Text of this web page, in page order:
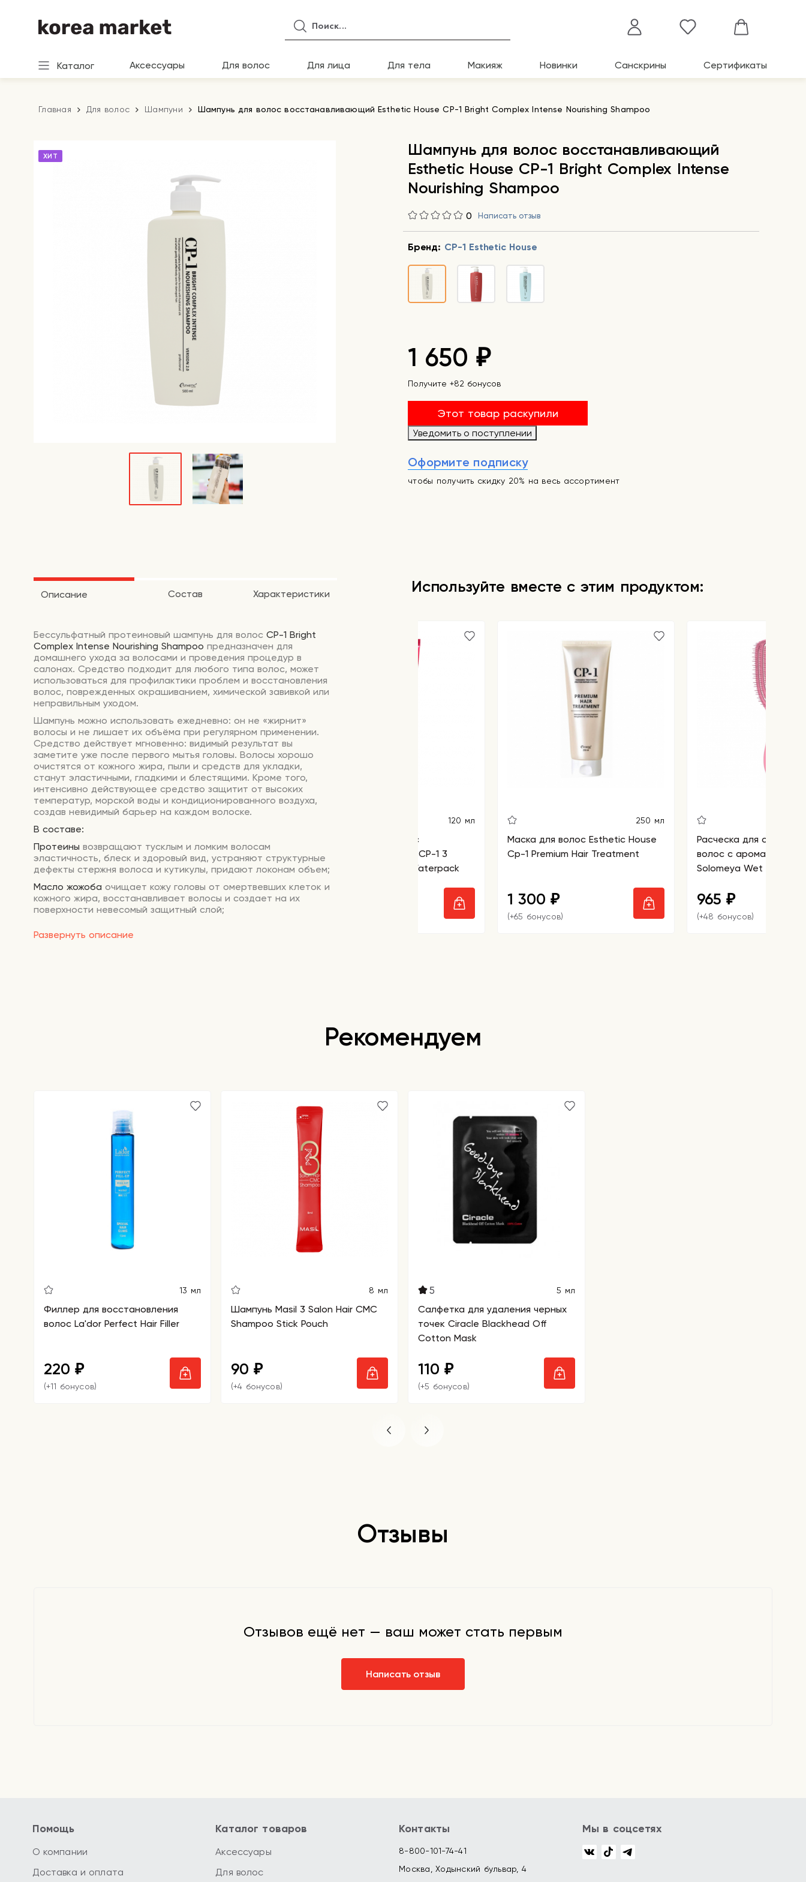
Каталог Аксессуары Для волос Для лица Для тела Макияж Новинки Санскрины Сертификаты
Главная Для волос Шампуни Шампунь для волос восстанавливающий Esthetic House CP-1 Bright Complex Intense Nourishing Shampoo
ХИТ
Шампунь для волос восстанавливающий
Esthetic House CP-1 Bright Complex Intense
Nourishing Shampoo
0 Написать отзыв
Бренд: CP-1 Esthetic House
1 650 ₽
Получите +82 бонусов
Этот товар раскупили
Уведомить о поступлении
Оформите подписку
чтобы получить скидку 20% на весь ассортимент
Описание Состав Характеристики
Развернуть описание
Бессульфатный протеиновый шампунь для волос CP-1 Bright
Complex Intense Nourishing Shampoo предназначен для
домашнего ухода за волосами и проведения процедур в
салонах. Средство подходит для любого типа волос, может
использоваться для профилактики проблем и восстановления
волос, поврежденных окрашиванием, химической завивкой или
неправильным уходом.
Шампунь можно использовать ежедневно: он не «жирнит»
волосы и не лишает их объёма при регулярном применении.
Средство действует мгновенно: видимый результат вы
заметите уже после первого мытья головы. Волосы хорошо
очистятся от кожного жира, пыли и средств для укладки,
станут эластичными, гладкими и блестящими. Кроме того,
интенсивно действующее средство защитит от высоких
температур, морской воды и кондиционированного воздуха,
создав невидимый барьер на каждом волоске.
В составе:
Протеины возвращают тусклым и ломким волосам
эластичность, блеск и здоровый вид, устраняют структурные
дефекты стержня волоса и кутикулы, придают локонам объем;
Масло жожоба очищает кожу головы от омертвевших клеток и
кожного жира, восстанавливает волосы и создает на их
поверхности невесомый защитный слой;
защищает от ультрафиолета, устраняет ломкость и борется с
Используйте вместе с этим продуктом:
120 мл
Сыворотка для волос
восстанавливающая CP-1 3
Seconds Hair Fill-up Waterpack
250 мл
Маска для волос Esthetic House
Cp-1 Premium Hair Treatment
1 300 ₽
(+65 бонусов)
Расческа для сухих и
волос с ароматом
Solomeya Wet
965 ₽
(+48 бонусов)
Рекомендуем
13 мл
Филлер для восстановления
волос La'dor Perfect Hair Filler
220 ₽
(+11 бонусов)
8 мл
Шампунь Masil 3 Salon Hair CMC
Shampoo Stick Pouch
90 ₽
(+4 бонусов)
5 5 мл
Салфетка для удаления черных
точек Ciracle Blackhead Off
Cotton Mask
110 ₽
(+5 бонусов)
Отзывы
Отзывов ещё нет — ваш может стать первым
Написать отзыв
Помощь
О компании
Доставка и оплата
Каталог товаров
Аксессуары
Для волос
Контакты
8-800-101-74-41
Москва, Ходынский бульвар, 4
Мы в соцсетях